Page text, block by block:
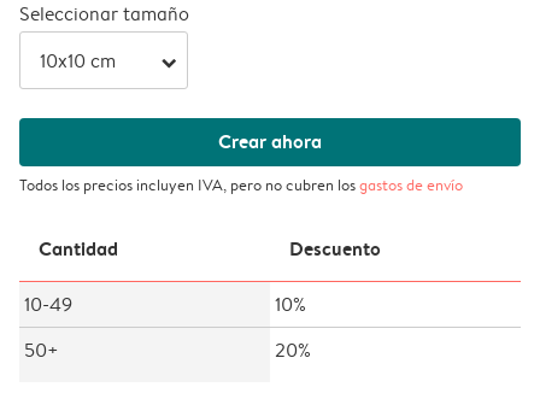
Seleccionar tamaño
arrow_right
Crear ahora
Todos los precios incluyen IVA, pero no cubren losgastos de envío
Cantidad Descuento
10-49
10%
50+
20%